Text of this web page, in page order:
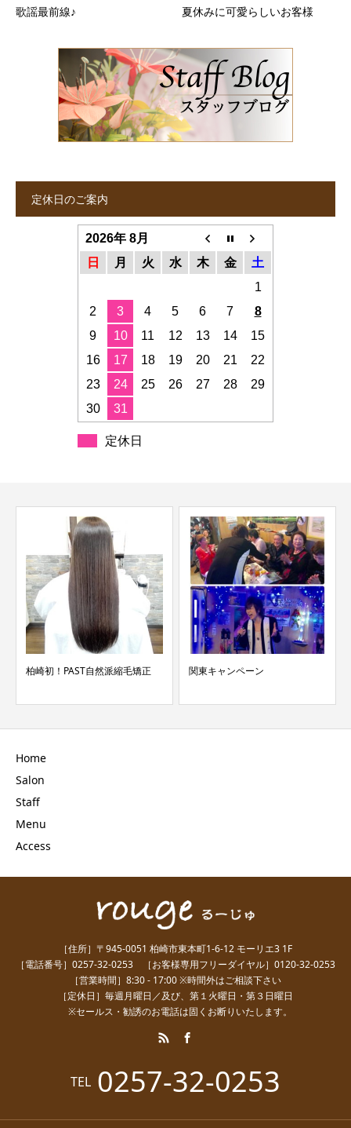
歌謡最前線♪ 夏休みに可愛らしいお客様
定休日のご案内
2026年 8月
日
月 火 水 木 金
土
1
2
3 4 5 6 7
8
9
10 11 12 13 14
15
16
17 18 19 20 21
22
23
24 25 26 27 28
29
30
31
定休日
柏崎初！PAST自然派縮毛矯正 関東キャンペーン
Home
Salon
Staff
Menu
Access
［住所］〒945-0051 柏崎市東本町1-6-12 モーリエ3 1F
［電話番号］0257-32-0253 ［お客様専用フリーダイヤル］0120-32-0253
［営業時間］8:30 - 17:00 ※時間外はご相談下さい
［定休日］毎週月曜日／及び、第１火曜日・第３日曜日
※セールス・勧誘のお電話は固くお断りいたします。
TEL 0257-32-0253